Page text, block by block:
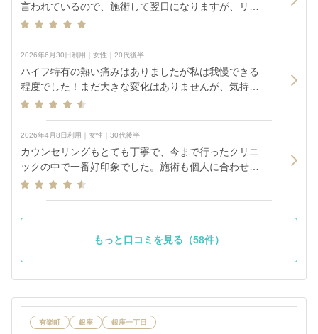
言われているので、施術して翌日になりますが、リフ
トアップ効果の変化は特に見られず、そういうものか
り、何度かすれば効果は出てきそうです。
2026年6月30日利用｜女性｜20代後半
ハイフ特有の熱い痛みはありましたが私は我慢できる
程度でした！まだ大きな変化はありませんが、気持ち
シュッとしたかな？という感じです。
2026年4月8日利用｜女性｜30代後半
カウンセリングもとても丁寧で、今まで行ったクリニ
ックの中で一番好印象でした。施術も個人に合わせて
丁寧に打って下さった印象です。打った夜にアゴ裏辺
もっと口コミを見る（58件）
有楽町 銀座 銀座一丁目